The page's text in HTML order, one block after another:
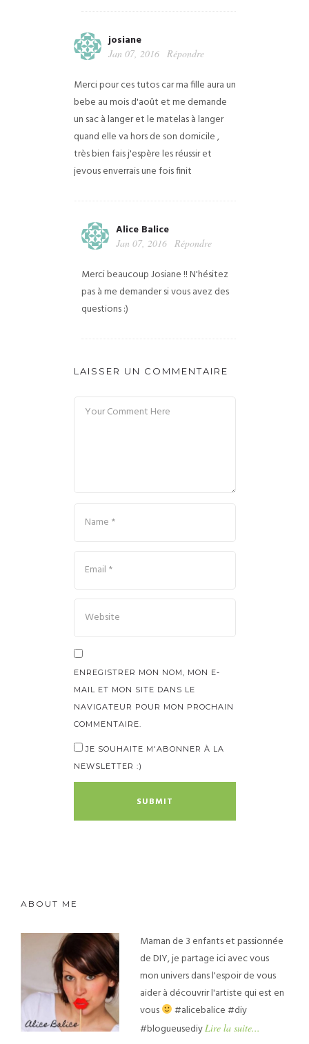
josiane
Jan 07, 2016 Répondre
Merci pour ces tutos car ma fille aura un
bebe au mois d'août et me demande
un sac à langer et le matelas à langer
quand elle va hors de son domicile ,
très bien fais j'espère les réussir et
jevous enverrais une fois finit
Alice Balice
Jan 07, 2016 Répondre
Merci beaucoup Josiane !! N'hésitez
pas à me demander si vous avez des
questions :)
LAISSER UN COMMENTAIRE
ENREGISTRER MON NOM, MON E-
MAIL ET MON SITE DANS LE
NAVIGATEUR POUR MON PROCHAIN
COMMENTAIRE.
JE SOUHAITE M'ABONNER À LA
NEWSLETTER :)
ABOUT ME
Maman de 3 enfants et passionnée
de DIY, je partage ici avec vous
mon univers dans l'espoir de vous
aider à découvrir l'artiste qui est en
vous
#alicebalice #diy
#blogueusediy Lire la suite...